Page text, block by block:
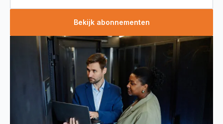
Bekijk abonnementen